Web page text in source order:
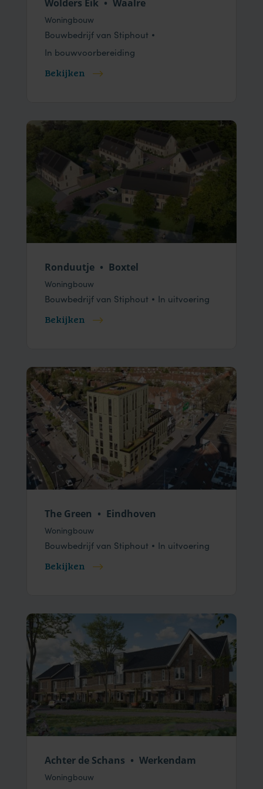
Wolders Eik • Waalre
Woningbouw
Bouwbedrijf van Stiphout
In bouwvoorbereiding
Bekijken
Ronduutje • Boxtel
Woningbouw
Bouwbedrijf van Stiphout In uitvoering
Bekijken
The Green • Eindhoven
Woningbouw
Bouwbedrijf van Stiphout In uitvoering
Bekijken
Achter de Schans • Werkendam
Woningbouw